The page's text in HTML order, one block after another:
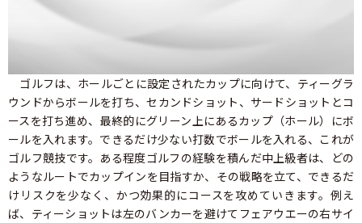
ゴルフは、ホールごとに設定されたカップに向けて、ティーグラ
ウンドからボールを打ち、セカンドショット、サードショットとコ
ースを打ち進め、最終的にグリーン上にあるカップ（ホール）にボ
ールを入れます。できるだけ少ない打数でボールを入れる、これが
ゴルフ競技です。ある程度ゴルフの経験を積んだ中上級者は、どの
ようなルートでカップインを目指すか、その戦略を立て、できるだ
けリスクを少なく、かつ効果的にコースを攻めていきます。例え
ば、ティーショットは左のバンカーを避けてフェアウエーの右サイ